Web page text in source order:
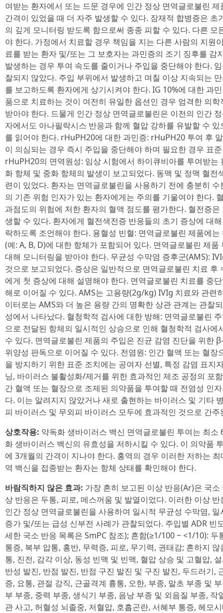
여받는 환자에서 또는 드문 경우에 인간 정상 면역글로불린
간격이 있었을 때 더 자주 발생할 수 있다. 잠재적 합병증은
의 깊게 모니터링 받도록 함으로써 종종 피할 수 있다. 다른
야 한다. 가정에서 치료할 경우 책임을 지는 다른 사람의 지원
료를 받는 환자 및/또는 그 보호자는 과민증의 조기 징후를 감
발생하는 경우 투여 속도를 줄이거나 주입을 중단해야 한다.
찰되지 않았다. 주입 부위에서 발생하고 며칠 이상 지속되는
를 보고하도록 환자에게 상기시켜야 한다. IG 10%에 대한 과
품으로 치료하는 것이 여전히 유일한 옵션인 경우 엄격한 의
받아야 한다. 드물게 인간 정상 면역글로불린은 이전의 인간
자에서도 아나필락시스 반응과 함께 혈압 강하를 유발할 수
를 읽어야 한다. rHuPH20에 대한 과민증: rHuPH20 투여 후
이 의심되는 경우 즉시 주입을 중단해야 하며 필요한 경우 표
rHuPH20의 면역원성: 임상 시험에서 하이큐비아를 투여받
화 항체 및 중화 항체의 발생이 보고되었다. 동맥 및 정맥 혈
련이 있었다. 환자는 면역글로불린을 사용하기 전에 충분히
의 기존 위험 인자가 있는 환자에게는 주의를 기울여야 한다.
과점도의 위험에 처한 환자의 혈액 점도를 평가한다. 혈전증
생할 수 있다. 환자에게 혈전색전증 반응들의 초기 증상에 대
락하도록 조언해야 한다. 용혈성 빈혈: 면역글로불린 제품에
(예: A, B, D)에 대한 항체가 포함되어 있다. 면역글로불린 제
대해 모니터링을 받아야 한다. 무균성 수막염 증후군(AMS):
것으로 보고되었다. 증상은 일반적으로 면역글로불린 치료
에게 첫 증상에 대해 설명해야 한다. 면역글로불린 치료를 중
해로 이어질 수 있다. AMS는 고용량(2g/kg) IVIg 치료와 관련
이터로는 AMS와 더 높은 용량 간의 명확한 상관 관계는 관찰
성에서 나타났다. 혈청학적 검사에 대한 방해: 면역글로불린
으로 전달된 항체의 일시적인 상승으로 인해 혈청학적 검사
수 있다. 면역글로불린 제품의 주입은 진균 감염 진단을 위한
위양성 판독으로 이어질 수 있다. 전염원: 인간 혈액 또는 혈
을 방지하기 위한 표준 조치에는 공여자 선별, 특정 감염 표지
닝, 바이러스 불활성화/제거를 위한 효과적인 제조 공정의 포
간 혈액 또는 혈장으로 조제된 의약품을 투여할 때 전염성 인
다. 이는 알려지지 않았거나 새로 출현하는 바이러스 및 기타
피 바이러스 및 무외피 바이러스 모두에 효과적인 것으로 간주
상호작용: 약독화 생바이러스 백신 면역글로불린 투여는 최
화 생바이러스 백신의 유효성을 저하시킬 수 있다. 이 의약품
에 3개월의 간격이 지나야 한다. 홍역의 경우 이러한 저하는
역 백신을 접종받는 환자는 항체 상태를 확인해야 한다.
바람직하지 않은 효과: 가장 흔히 보고된 이상 반응(Ar)은 국
상 반응은 두통, 피로, 메스꺼움 및 발열이었다. 이러한 이상
인간 정상 면역글로불린을 사용하여 일시적 무균성 수막염,
증가 및/또는 급성 신부전 사례가 관찰되었다. 주입별 ADR 빈
세한 국소 반응 목록은 SmPC 참조); 흔함(≥1/100 ~ <1/10):
통증, 복부 압통, 홍반, 무력증, 피로, 무기력, 권태감; 흔하지
통, 진전, 감각 이상, 동성 빈맥 및 빈맥, 혈압 상승 및 고혈압,
반성 발진, 반점 발진, 반점 구진 발진 및 구진 발진, 두드러기,
증, 요통, 관절 강직, 근골격계 흉통, 오한, 부종, 말초 부종 및
부 부종, 중력 부종, 생식기 부종, 음낭 부종 및 외음질 부종,
관 사고, 허혈성 뇌졸중, 저혈압, 호흡곤란, 서혜부 통증, 헤모